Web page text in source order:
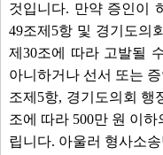
것입니다. 만약 증인이
49조제5항 및 경기도의
제30조에 따라 고발될
아니하거나 선서 또는
조제5항, 경기도의회 행
조에 따라 500만 원 이
립니다. 아울러 형사소